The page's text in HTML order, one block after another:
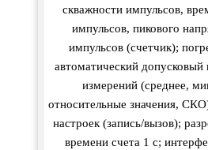
скважности импульсов,
импульсов, пикового
импульсов (счетчик);
автоматический допусковый
измерений (среднее,
относительные значения,
настроек (запись/вызов);
времени счета 1 с;